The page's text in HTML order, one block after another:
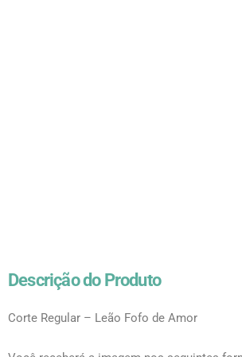
Descrição do Produto
Corte Regular – Leão Fofo de Amor